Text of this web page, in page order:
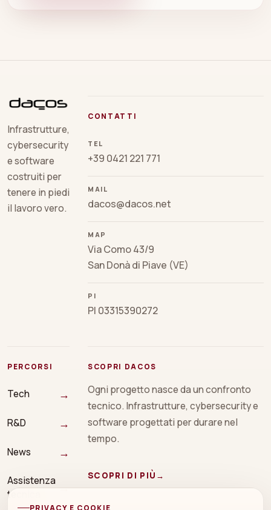
Infrastrutture,
cybersecurity
e software
costruiti per
tenere in piedi
il lavoro vero.
CONTATTI
TEL
+39 0421 221 771
MAIL
dacos@dacos.net
MAP
Via Como 43/9
San Donà di Piave (VE)
PI
PI 03315390272
PERCORSI
Tech →
R&D →
News →
Assistenza
tecnica
→
SCOPRI DACOS
Ogni progetto nasce da un confronto
tecnico. Infrastrutture, cybersecurity e
software progettati per durare nel
tempo.
SCOPRI DI PIÙ →
PRIVACY E COOKIE